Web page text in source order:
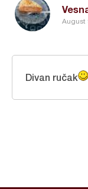
August
Divan ručak